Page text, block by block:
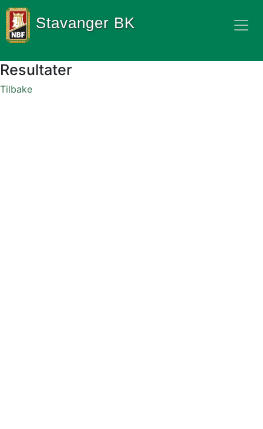
Stavanger BK
Resultater
Tilbake